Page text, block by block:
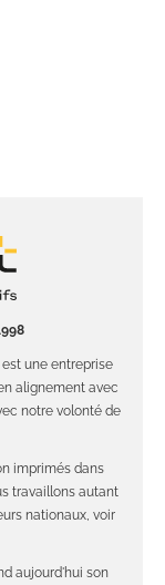
une entreprise
alignement avec
notre volonté de
imprimés dans
travaillons autant
nationaux, voir
aujourd'hui son